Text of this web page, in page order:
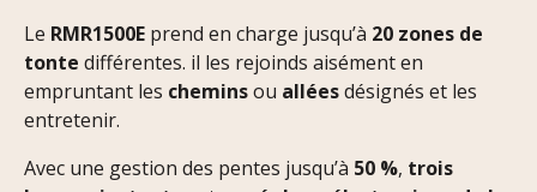
Le RMR1500E prend en charge jusqu’à 20 zones de
tonte différentes. il les rejoinds aisément en
empruntant les cheminsou alléesdésignés et les
entretenir.
Avec une gestion des pentes jusqu’à 50 %, trois